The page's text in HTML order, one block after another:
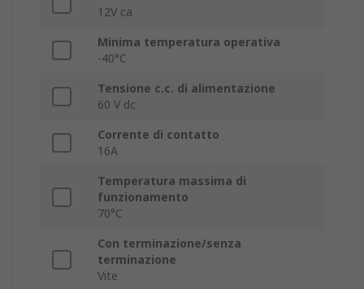
12V ca
Minima temperatura operativa
-40°C
Tensione c.c. di alimentazione
60 V dc
Corrente di contatto
16A
Temperatura massima di
funzionamento
70°C
Con terminazione/senza
terminazione
Vite